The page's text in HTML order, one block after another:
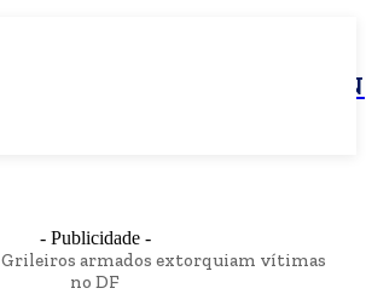
JBN
- Publicidade -
Grileiros armados extorquiam vítimas
no DF